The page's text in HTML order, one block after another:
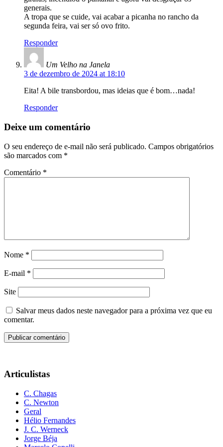
generais.
A tropa que se cuide, vai acabar a picanha no rancho da
segunda feira, vai ser só ovo frito.
Responder
Um Velho na Janela
3 de dezembro de 2024 at 18:10
Eita! A bile transbordou, mas ideias que é bom…nada!
Responder
Deixe um comentário
O seu endereço de e-mail não será publicado. Campos obrigatórios
são marcados com *
Comentário *
Nome *
E-mail *
Site
Salvar meus dados neste navegador para a próxima vez que eu
comentar.
Articulistas
C. Chagas
C. Newton
Geral
Hélio Fernandes
J. C. Werneck
Jorge Béja